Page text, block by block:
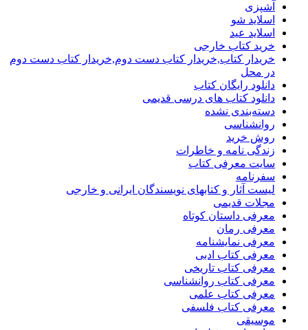
آشپزی
اسلاید شو
اسلاید عید
خرید کتاب خارجی
خریدار کتاب,خریدار کتاب دست دوم,خریدار کتاب دست دوم
در محل
دانلود رایگان کتاب
دانلود کتاب های درسی قدیمی
دسته‌بندی نشده
روانشناسی
روش خرید
زندگی نامه و خاطرات
سایت معرفی کتاب
سفرنامه
لیست آثار و کتابهای نویسندگان ایرانی و خارجی
مجلات قدیمی
معرفی داستان کوتاه
معرفی رمان
معرفی نمایشنامه
معرفی کتاب ادبی
معرفی کتاب تاریخی
معرفی کتاب روانشناسی
معرفی کتاب علمی
معرفی کتاب فلسفی
موسیقی